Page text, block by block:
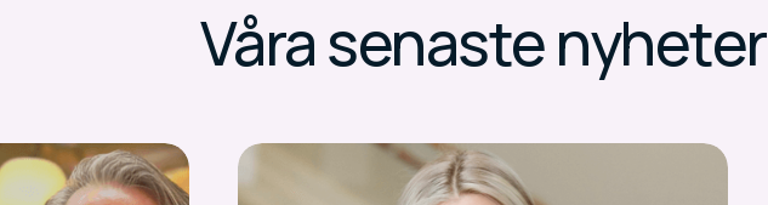
Våra senaste nyheter